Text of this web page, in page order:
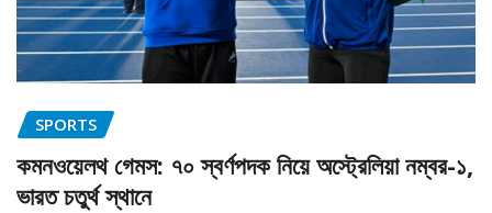
SPORTS
কমনওয়েলথ গেমস: ৭০ স্বর্ণপদক নিয়ে অস্ট্রেলিয়া নম্বর-১,
ভারত চতুর্থ স্থানে